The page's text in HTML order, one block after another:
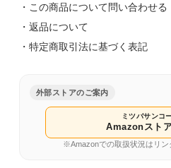
・この商品について問い合わせる
・返品について
・特定商取引法に基づく表記
外部ストアのご案内
ミツバサンコ
Amazonスト
※Amazonでの取扱状況はリン
7 3/8(M)
9,000円(税込)